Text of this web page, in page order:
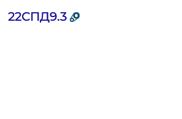
22СПД9.3